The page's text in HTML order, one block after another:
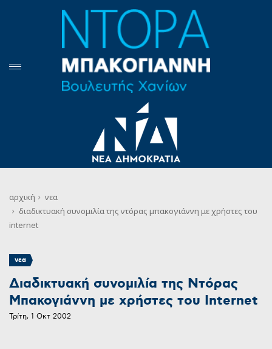
αρχική
νεα
διαδικτυακή συνομιλία της ντόρας μπακογιάννη με χρήστες του
internet
νεα
Διαδικτυακή συνομιλία της Ντόρας
Μπακογιάννη με χρήστες του Internet
Τρίτη, 1 Οκτ 2002